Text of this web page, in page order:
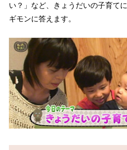
い？」など、きょうだいの子育て
ギモンに答えます。